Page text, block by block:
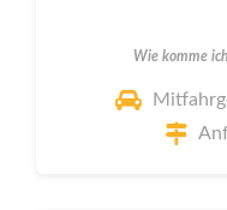
Wie komme